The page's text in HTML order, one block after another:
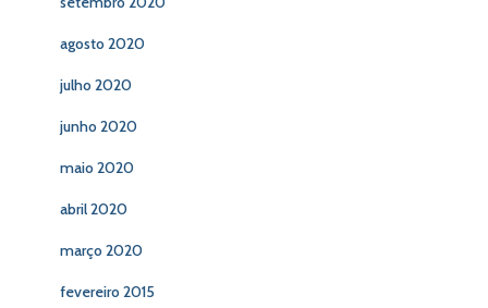
agosto 2020
julho 2020
junho 2020
maio 2020
abril 2020
março 2020
fevereiro 2015